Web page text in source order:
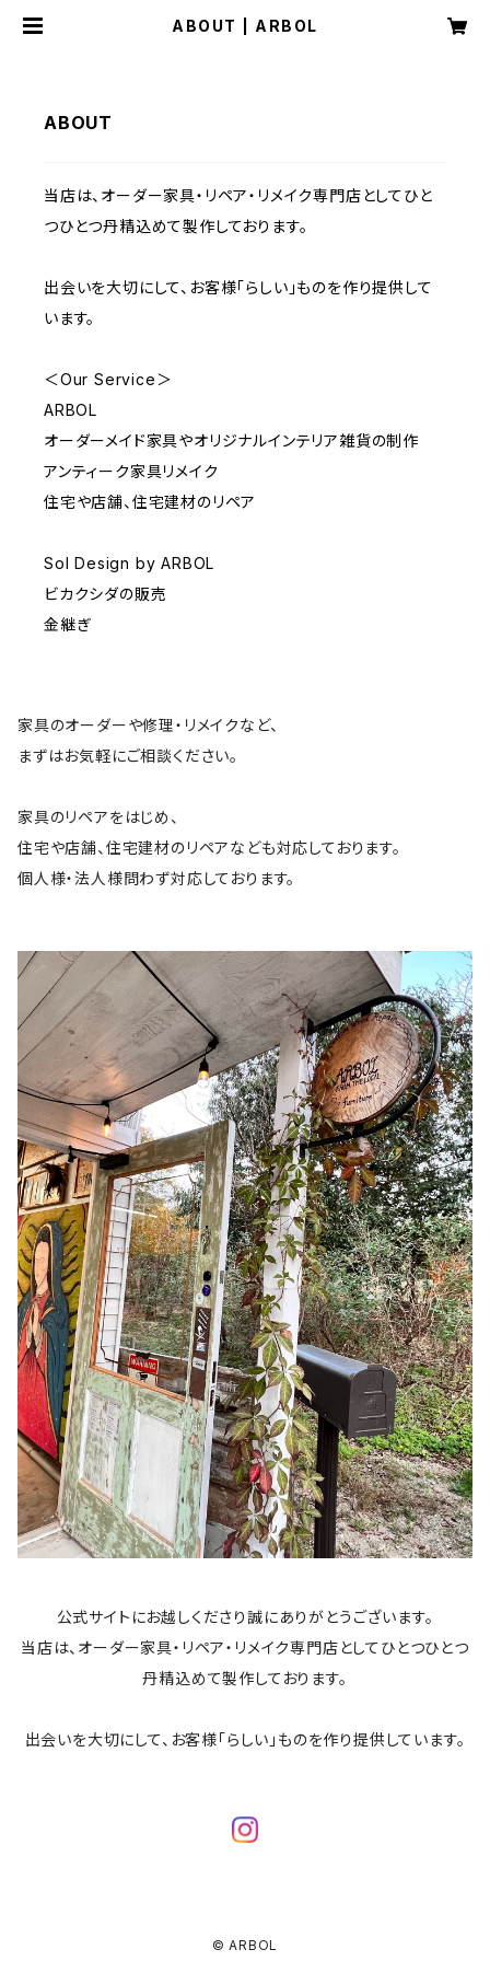
ABOUT | ARBOL
ABOUT
当店は、オーダー家具・リペア・リメイク専門店としてひと
つひとつ丹精込めて製作しております。
​出会いを大切にして、お客様「らしい」ものを作り提供して
います。
＜Our Service＞
ARBOL
オーダーメイド家具やオリジナルインテリア雑貨の制作
アンティーク家具リメイク
住宅や店舗、住宅建材のリペア
Sol Design by ARBOL
ビカクシダの販売
金継ぎ
家具のオーダーや修理・リメイクなど、
まずはお気軽にご相談ください。
家具のリペアをはじめ、
住宅や店舗、住宅建材のリペアなども対応しております。
個人様・法人様問わず対応しております。
公式サイトにお越しくださり誠にありがとうございます。
当店は、オーダー家具・リペア・リメイク専門店としてひとつひとつ
丹精込めて製作しております。
​出会いを大切にして、お客様「らしい」ものを作り提供しています。
© ARBOL